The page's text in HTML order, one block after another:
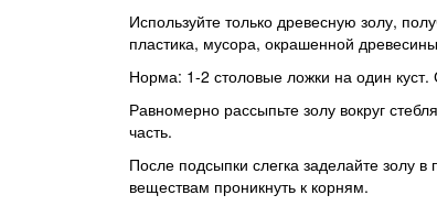
Используйте только древесную золу,
пластика, мусора, окрашенной
Норма: 1-2 столовые ложки на один
Равномерно рассыпьте золу вокруг
часть.
После подсыпки слегка заделайте золу
веществам проникнуть к корням.